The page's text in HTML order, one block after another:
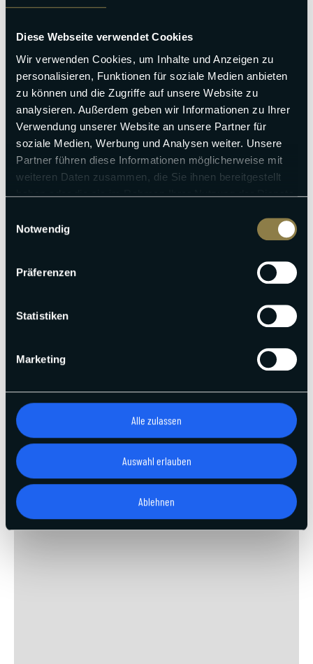
Diese Webseite verwendet Cookies
Wir verwenden Cookies, um Inhalte und Anzeigen zu
personalisieren, Funktionen für soziale Medien anbieten
zu können und die Zugriffe auf unsere Website zu
analysieren. Außerdem geben wir Informationen zu Ihrer
Verwendung unserer Website an unsere Partner für
soziale Medien, Werbung und Analysen weiter. Unsere
Partner führen diese Informationen möglicherweise mit
weiteren Daten zusammen, die Sie ihnen bereitgestellt
haben oder die sie im Rahmen Ihrer Nutzung der Dienste
Notwendig
Präferenzen
Statistiken
Marketing
Alle zulassen
Auswahl erlauben
Ablehnen
+
−
Entfernungen